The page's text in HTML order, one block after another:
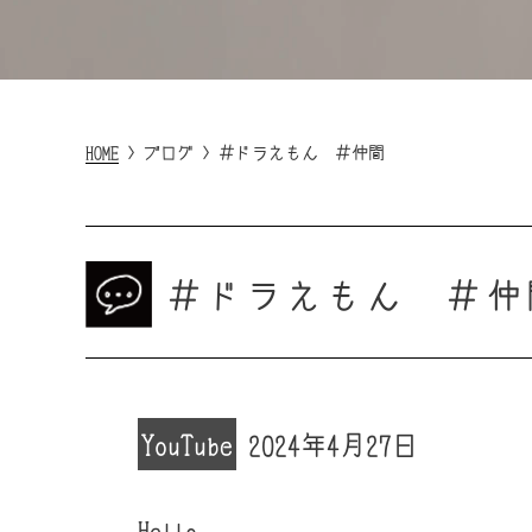
HOME > ブログ > ＃ドラえもん ＃仲間
＃ドラえもん ＃仲
YouTube 2024年4月27日